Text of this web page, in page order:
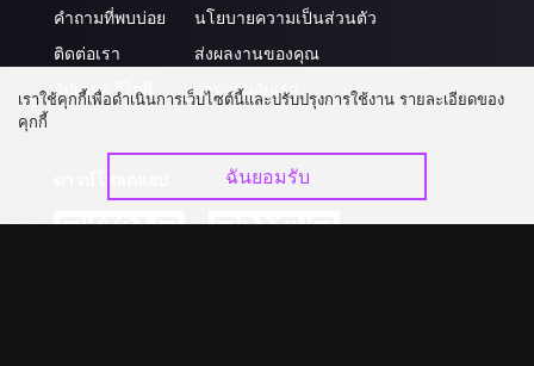
คำถามที่พบบ่อย
ติดต่อเรา
อัปเกรด วีไอพี
นโยบายความเป็นส่วนตัว
ส่งผลงานของคุณ
ร่วมงานกับเรา
เราใช้คุกกี้เพื่อดำเนินการเว็บไซต์นี้และปรับปรุงการใช้งาน รายละเอียดของ
คุกกี้
ฉันยอมรับ